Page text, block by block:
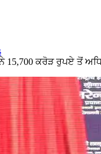
15,700 ਕਰੋੜ ਰੁਪਏ ਤੋਂ